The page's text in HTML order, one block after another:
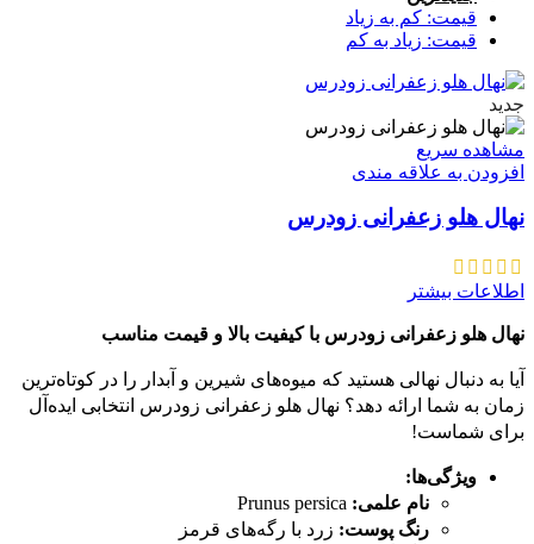
قیمت: کم به زیاد
قیمت: زیاد به کم
جدید
مشاهده سریع
افزودن به علاقه مندی
نهال هلو زعفرانی زودرس
اطلاعات بیشتر
نهال هلو زعفرانی زودرس با کیفیت بالا و قیمت مناسب
آیا به دنبال نهالی هستید که میوه‌های شیرین و آبدار را در کوتاه‌ترین
زمان به شما ارائه دهد؟ نهال هلو زعفرانی زودرس انتخابی ایده‌آل
برای شماست!
ویژگی‌ها:
نام علمی:
رنگ پوست: زرد با رگه‌های قرمز